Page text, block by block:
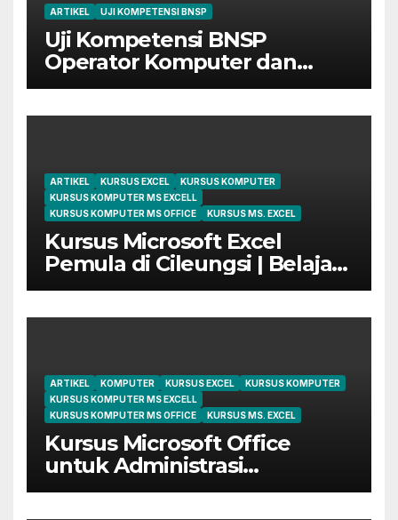
ARTIKEL UJI KOMPETENSI BNSP
Uji Kompetensi BNSP
Operator Komputer dan
Digital Marketing di Bekasi
ARTIKEL KURSUS EXCEL
KURSUS KOMPUTER
KURSUS KOMPUTER MS EXCELL
KURSUS KOMPUTER MS OFFICE
KURSUS MS. EXCEL
Kursus Microsoft Excel
Pemula di Cileungsi | Belajar
dari Dasar Sampai Mahir
ARTIKEL KOMPUTER KURSUS EXCEL
KURSUS KOMPUTER
KURSUS KOMPUTER MS EXCELL
KURSUS KOMPUTER MS OFFICE
KURSUS MS. EXCEL
Kursus Microsoft Office
untuk Administrasi
Perkantoran di Cileungsi